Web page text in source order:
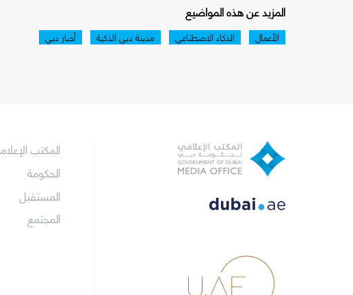
المزيد عن هذه المواضيع
الأعمال الذكاء الاصطناعي مدينة دبي الذكية أخبار دبي
المكتب
الحكومة
المستقبل
المجتمع